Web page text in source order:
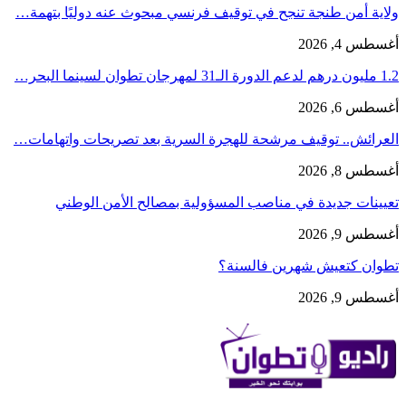
ولاية أمن طنجة تنجح في توقيف فرنسي مبحوث عنه دوليًا بتهمة…
أغسطس 4, 2026
1.2 مليون درهم لدعم الدورة الـ31 لمهرجان تطوان لسينما البحر…
أغسطس 6, 2026
العرائش.. توقيف مرشحة للهجرة السرية بعد تصريحات واتهامات…
أغسطس 8, 2026
تعيينات جديدة في مناصب المسؤولية بمصالح الأمن الوطني
أغسطس 9, 2026
تطوان كتعيش شهرين فالسنة؟
أغسطس 9, 2026